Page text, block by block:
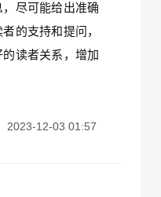
尽可能给出准确
的支持和提问，
读者关系，增加
2023-12-03 01:57